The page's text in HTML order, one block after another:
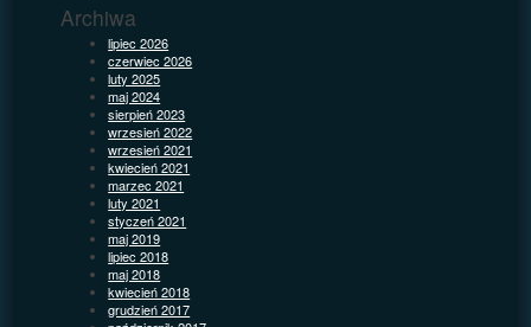
Archiwa
lipiec 2026
czerwiec 2026
luty 2025
maj 2024
sierpień 2023
wrzesień 2022
wrzesień 2021
kwiecień 2021
marzec 2021
luty 2021
styczeń 2021
maj 2019
lipiec 2018
maj 2018
kwiecień 2018
grudzień 2017